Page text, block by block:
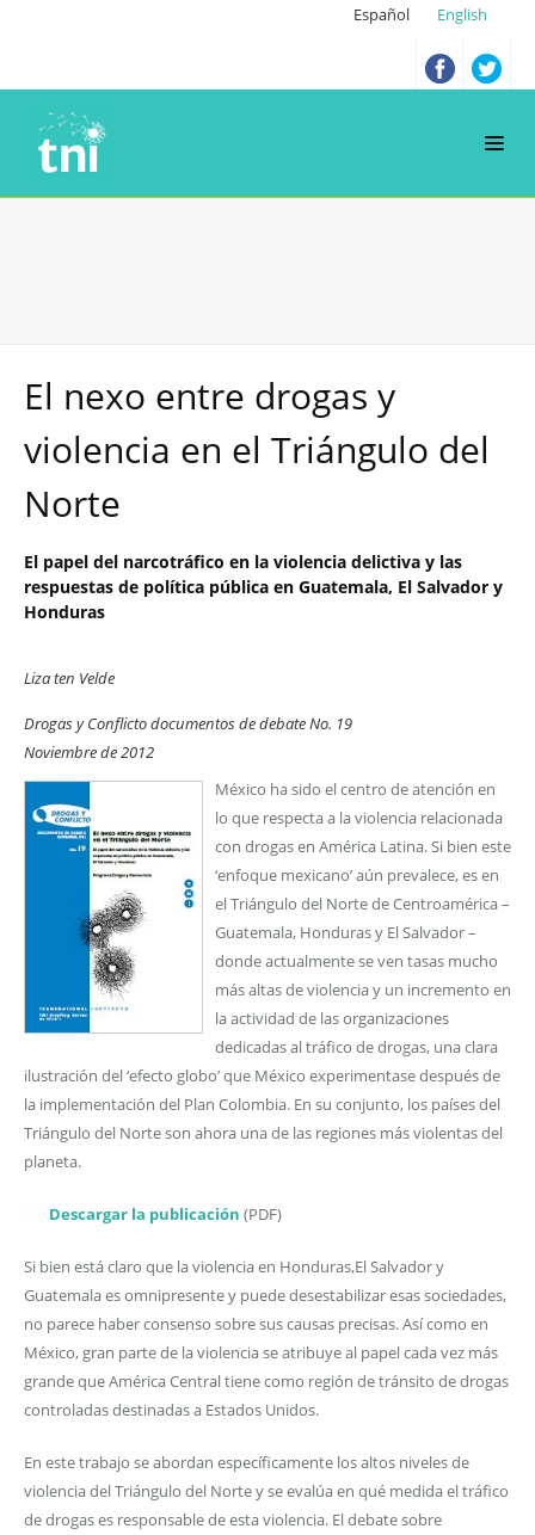
Español English
El nexo entre drogas y
violencia en el Triángulo del
Norte
El papel del narcotráfico en la violencia delictiva y las
respuestas de política pública en Guatemala, El Salvador y
Honduras
Liza ten Velde
Drogas y Conflicto documentos de debate No. 19
Noviembre de 2012
México ha sido el centro de atención en
lo que respecta a la violencia relacionada
con drogas en América Latina. Si bien este
‘enfoque mexicano’ aún prevalece, es en
el Triángulo del Norte de Centroamérica –
Guatemala, Honduras y El Salvador –
donde actualmente se ven tasas mucho
más altas de violencia y un incremento en
la actividad de las organizaciones
dedicadas al tráfico de drogas, una clara
ilustración del ‘efecto globo’ que México experimentase después de
la implementación del Plan Colombia. En su conjunto, los países del
Triángulo del Norte son ahora una de las regiones más violentas del
planeta.
Descargar la publicación (PDF)
Si bien está claro que la violencia en Honduras,El Salvador y
Guatemala es omnipresente y puede desestabilizar esas sociedades,
no parece haber consenso sobre sus causas precisas. Así como en
México, gran parte de la violencia se atribuye al papel cada vez más
grande que América Central tiene como región de tránsito de drogas
controladas destinadas a Estados Unidos.
En este trabajo se abordan específicamente los altos niveles de
violencia del Triángulo del Norte y se evalúa en qué medida el tráfico
de drogas es responsable de esta violencia. El debate sobre